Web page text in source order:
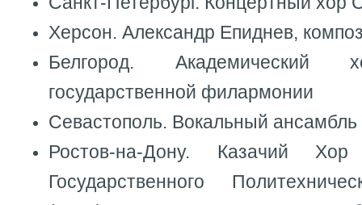
Херсон. Александр Епиднев,
Белгород. Академический
государственной филармонии
Севастополь. Вокальный
Ростов-на-Дону. Казачий Хор
Государственного